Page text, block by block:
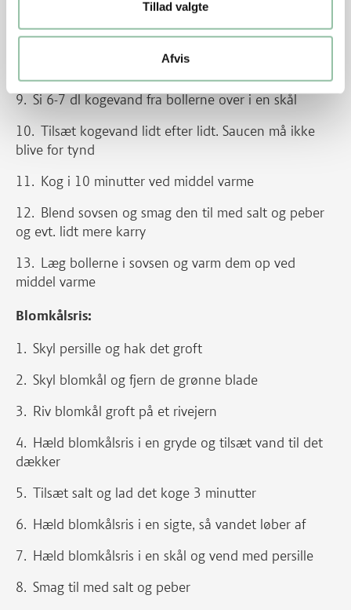
Tillad valgte
Afvis
Tilsæt løg, æble, hvidløg og karry
Steg et par minutter uden, at det tager farve
Tilsæt mangochutney og madlavningsfløde
Si 6-7 dl kogevand fra bollerne over i en skål
Tilsæt kogevand lidt efter lidt. Saucen må ikke
blive for tynd
Kog i 10 minutter ved middel varme
Blend sovsen og smag den til med salt og peber
og evt. lidt mere karry
Læg bollerne i sovsen og varm dem op ved
middel varme
Blomkålsris:
Skyl persille og hak det groft
Skyl blomkål og fjern de grønne blade
Riv blomkål groft på et rivejern
Hæld blomkålsris i en gryde og tilsæt vand til det
dækker
Tilsæt salt og lad det koge 3 minutter
Hæld blomkålsris i en sigte, så vandet løber af
Hæld blomkålsris i en skål og vend med persille
Smag til med salt og peber